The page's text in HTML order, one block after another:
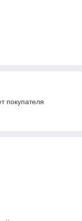
покупателя